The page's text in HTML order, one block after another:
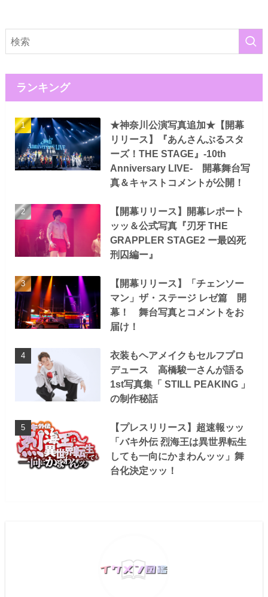
ランキング
★神奈川公演写真追加★【開幕
リリース】『あんさんぶるスタ
ーズ！THE STAGE』-10th
Anniversary LIVE- 開幕舞台写
真＆キャストコメントが公開！
【開幕リリース】開幕レポート
ッッ＆公式写真『刃牙 THE
GRAPPLER STAGE2 ー最凶死
刑囚編ー』
【開幕リリース】「チェンソー
マン」ザ・ステージ レゼ篇 開
幕！ 舞台写真とコメントをお
届け！
衣装もヘアメイクもセルフプロ
デュース 高橋駿一さんが語る
1st写真集「 STILL PEAKING 」
の制作秘話
【プレスリリース】超速報ッッ
「バキ外伝 烈海王は異世界転生
しても一向にかまわんッッ」舞
台化決定ッッ！